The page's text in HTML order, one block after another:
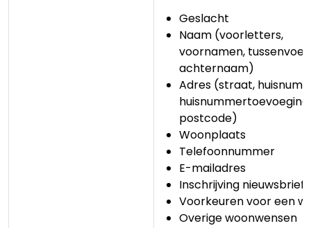
Geslacht
Naam (voorletters,
voornamen,
achternaam)
Adres (straat,
huisnummertoevoeging,
postcode)
Woonplaats
Telefoonnummer
E-mailadres
Inschrijving nieuwsbrief
Voorkeuren voor een
Overige woonwensen